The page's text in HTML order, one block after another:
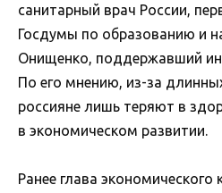
санитарный врач России,
Госдумы по образованию и
Онищенко, поддержавший
По его мнению, из-за
россияне лишь теряют в
в экономическом развитии.
Ранее глава